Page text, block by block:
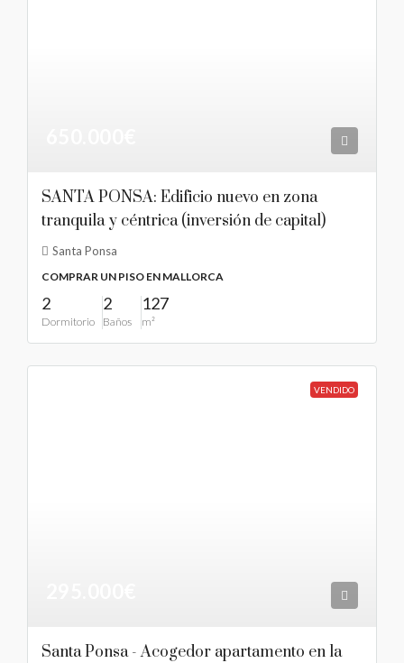
SANTA PONSA: Edificio nuevo en zona
tranquila y céntrica (inversión de capital)
Santa Ponsa
COMPRAR UN PISO EN MALLORCA
2
Dormitorio
2
Baños
127
m²
VENDIDO
Santa Ponsa - Acogedor apartamento en la